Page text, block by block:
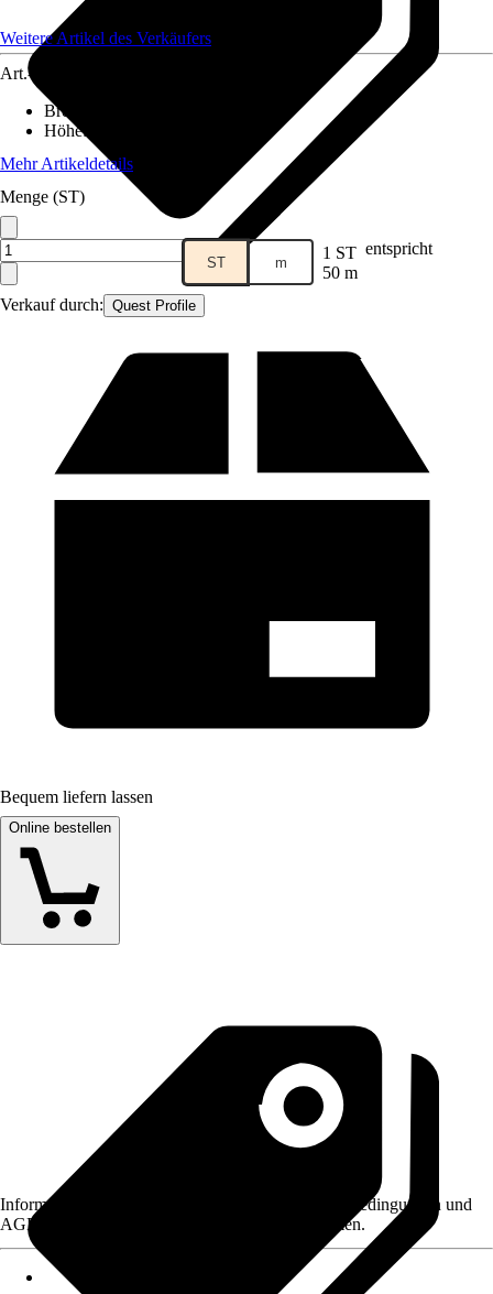
Verkauf durch: Quest Profile
Weitere Artikel des Verkäufers
Art.-Nr.
Breite
Höhe:
Mehr Artikeldetails
Menge (ST)
ST m 1 ST entspricht
50 m
Bequem liefern lassen
Online bestellen
Informationen des Verkäufers, wie z. B. Rückgabebedingungen und
AGB, finden Sie bei Klick auf den Verkäufernamen.